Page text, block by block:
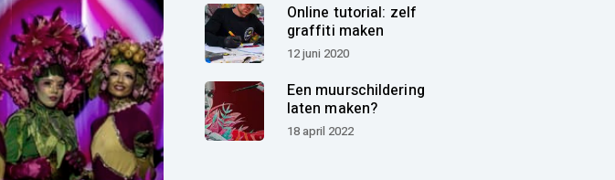
Online tutorial: zelf
graffiti maken
12 juni 2020
Een muurschildering
laten maken?
18 april 2022